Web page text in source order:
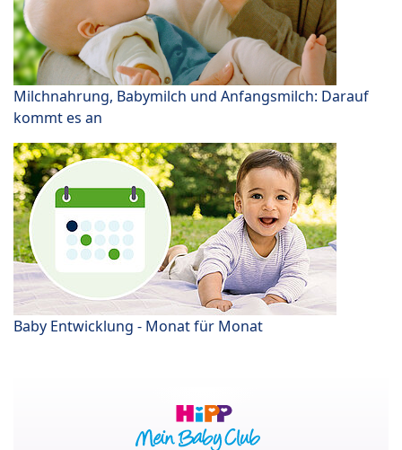
Milchnahrung, Babymilch und Anfangsmilch: Darauf
kommt es an
Baby Entwicklung - Monat für Monat